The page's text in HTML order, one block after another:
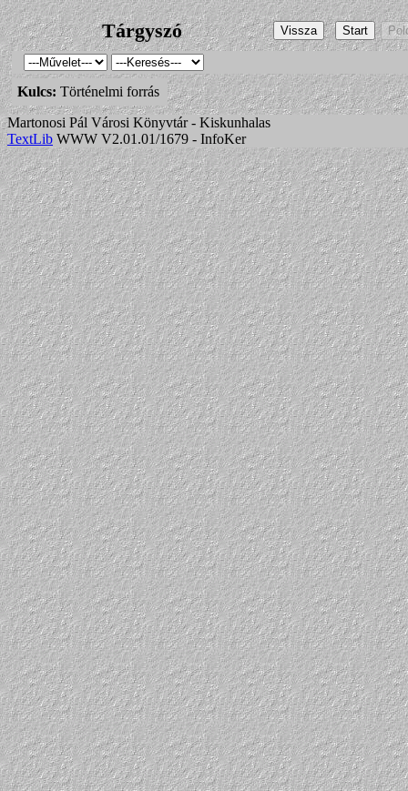
Tárgyszó
Kulcs: Történelmi forrás
Martonosi Pál Városi Könyvtár - Kiskunhalas
TextLib WWW V2.01.01/1679 - InfoKer